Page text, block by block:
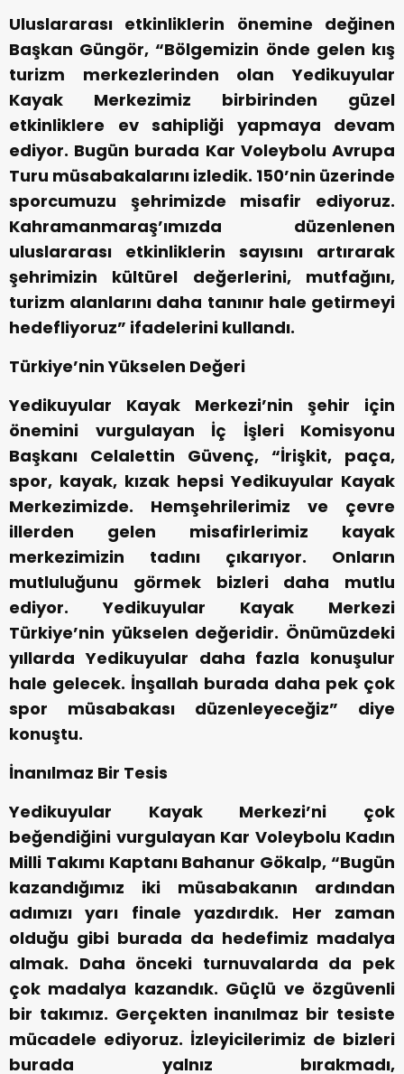
Uluslararası etkinliklerin önemine değinen
Başkan Güngör, “Bölgemizin önde gelen kış
turizm merkezlerinden olan Yedikuyular
Kayak Merkezimiz birbirinden güzel
etkinliklere ev sahipliği yapmaya devam
ediyor. Bugün burada Kar Voleybolu Avrupa
Turu müsabakalarını izledik. 150’nin üzerinde
sporcumuzu şehrimizde misafir ediyoruz.
Kahramanmaraş’ımızda düzenlenen
uluslararası etkinliklerin sayısını artırarak
şehrimizin kültürel değerlerini, mutfağını,
turizm alanlarını daha tanınır hale getirmeyi
hedefliyoruz” ifadelerini kullandı.
Türkiye’nin Yükselen Değeri
Yedikuyular Kayak Merkezi’nin şehir için
önemini vurgulayan İç İşleri Komisyonu
Başkanı Celalettin Güvenç, “İrişkit, paça,
spor, kayak, kızak hepsi Yedikuyular Kayak
Merkezimizde. Hemşehrilerimiz ve çevre
illerden gelen misafirlerimiz kayak
merkezimizin tadını çıkarıyor. Onların
mutluluğunu görmek bizleri daha mutlu
ediyor. Yedikuyular Kayak Merkezi
Türkiye’nin yükselen değeridir. Önümüzdeki
yıllarda Yedikuyular daha fazla konuşulur
hale gelecek. İnşallah burada daha pek çok
spor müsabakası düzenleyeceğiz” diye
konuştu.
İnanılmaz Bir Tesis
Yedikuyular Kayak Merkezi’ni çok
beğendiğini vurgulayan Kar Voleybolu Kadın
Milli Takımı Kaptanı Bahanur Gökalp, “Bugün
kazandığımız iki müsabakanın ardından
adımızı yarı finale yazdırdık. Her zaman
olduğu gibi burada da hedefimiz madalya
almak. Daha önceki turnuvalarda da pek
çok madalya kazandık. Güçlü ve özgüvenli
bir takımız. Gerçekten inanılmaz bir tesiste
mücadele ediyoruz. İzleyicilerimiz de bizleri
burada yalnız bırakmadı,